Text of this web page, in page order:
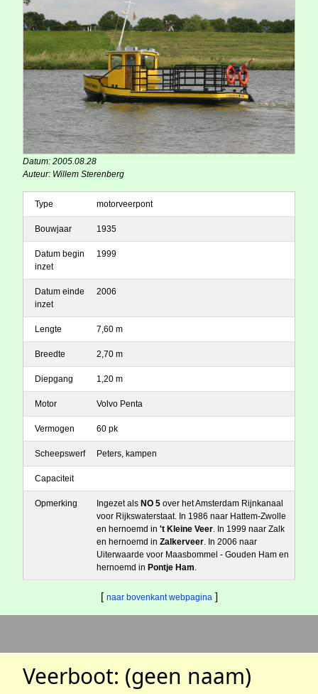
Datum: 2005.08.28
Auteur: Willem Sterenberg
Type motorveerpont
Bouwjaar 1935
Datum begin
inzet
1999
Datum einde
inzet
2006
Lengte 7,60 m
Breedte 2,70 m
Diepgang 1,20 m
Motor Volvo Penta
Vermogen 60 pk
Scheepswerf Peters, kampen
Capaciteit
Opmerking Ingezet als NO 5 over het Amsterdam Rijnkanaal
voor Rijkswaterstaat. In 1986 naar Hattem-Zwolle
en hernoemd in 't Kleine Veer. In 1999 naar Zalk
en hernoemd in Zalkerveer. In 2006 naar
Uiterwaarde voor Maasbommel - Gouden Ham en
hernoemd in Pontje Ham.
[ naar bovenkant webpagina ]
Veerboot: (geen naam)